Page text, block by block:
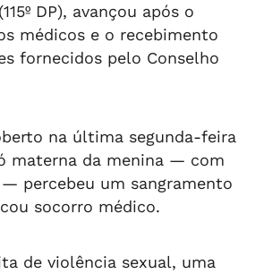
DP), avançou após o
médicos e o recebimento
fornecidos pelo Conselho
na última segunda-feira
materna da menina — com
percebeu um sangramento
socorro médico.
de violência sexual, uma